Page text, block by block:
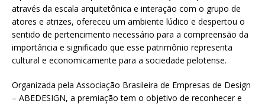
através da escala arquitetônica e interação com o grupo de
atores e atrizes, ofereceu um ambiente lúdico e despertou o
sentido de pertencimento necessário para a compreensão da
importância e significado que esse patrimônio representa
cultural e economicamente para a sociedade pelotense.
Organizada pela Associação Brasileira de Empresas de Design
– ABEDESIGN, a premiação tem o objetivo de reconhecer e